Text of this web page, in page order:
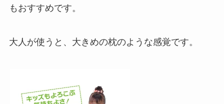
もおすすめです。
大人が使うと、大きめの枕のような感覚です。